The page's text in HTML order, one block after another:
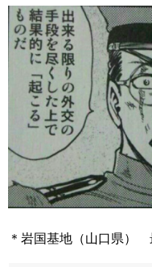
＊岩国基地（山口県）